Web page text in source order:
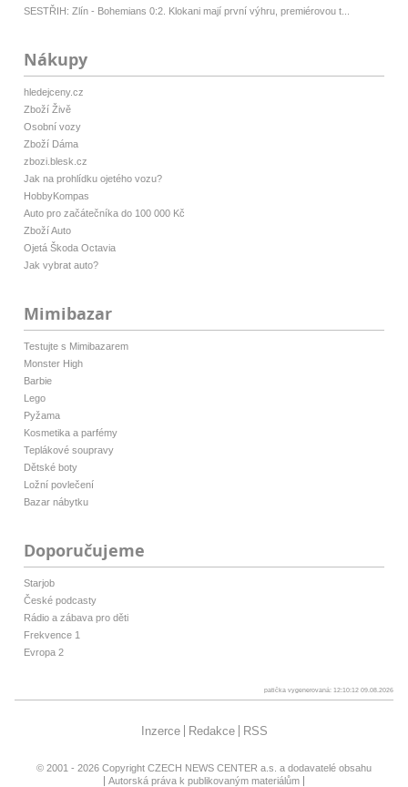
SESTŘIH: Zlín - Bohemians 0:2. Klokani mají první výhru, premiérovou t...
Nákupy
hledejceny.cz
Zboží Živě
Osobní vozy
Zboží Dáma
zbozi.blesk.cz
Jak na prohlídku ojetého vozu?
HobbyKompas
Auto pro začátečníka do 100 000 Kč
Zboží Auto
Ojetá Škoda Octavia
Jak vybrat auto?
Mimibazar
Testujte s Mimibazarem
Monster High
Barbie
Lego
Pyžama
Kosmetika a parfémy
Teplákové soupravy
Dětské boty
Ložní povlečení
Bazar nábytku
Doporučujeme
Starjob
České podcasty
Rádio a zábava pro děti
Frekvence 1
Evropa 2
patička vygenerovaná: 12:10:12 09.08.2026
Inzerce Redakce RSS
© 2001 - 2026 Copyright CZECH NEWS CENTER a.s. a dodavatelé obsahu
Autorská práva k publikovaným materiálům